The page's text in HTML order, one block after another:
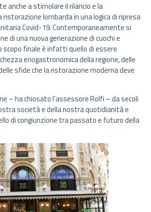
anche a stimolare il rilancio e la
ristorazione lombarda in una logica di ripresa
Covid-19. Contemporaneamente si
di una nuova generazione di cuochi e
scopo finale è infatti quello di essere
enogastronomica della regione, delle
sfide che la ristorazione moderna deve
– ha chiosato l’assessore Rolfi – da secoli
società e della nostra quotidianità e
di congiunzione tra passato e futuro della